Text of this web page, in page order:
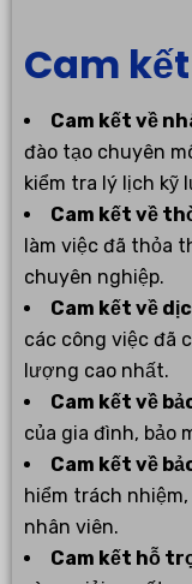
Cam
Cam kết về
đào tạo chuyên
kiểm tra lý lịch kỹ
Cam kết về
làm việc đã thỏa
chuyên nghiệp.
Cam kết về
các công việc đã
lượng cao nhất.
Cam kết về
của gia đình, bảo
Cam kết về
hiểm trách
nhân viên.
Cam kết hỗ